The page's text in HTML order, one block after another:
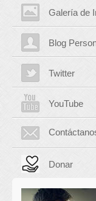
Galería de
Blog
Twitter
YouTube
Donar